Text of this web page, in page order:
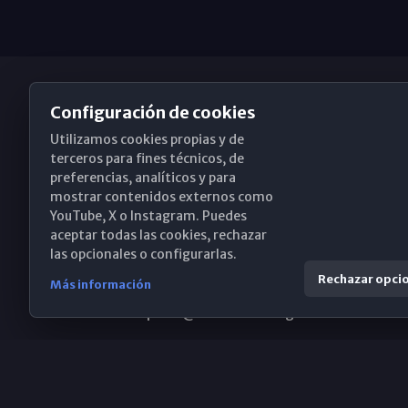
Obispado de Málaga
Santa María, 18-20. 29015 Málaga
(+34) 952 224 386
Configuración de cookies
Utilizamos cookies propias y de
terceros para fines técnicos, de
preferencias, analíticos y para
mostrar contenidos externos como
YouTube, X o Instagram. Puedes
aceptar todas las cookies, rechazar
las opcionales o configurarlas.
Más información Rechazar